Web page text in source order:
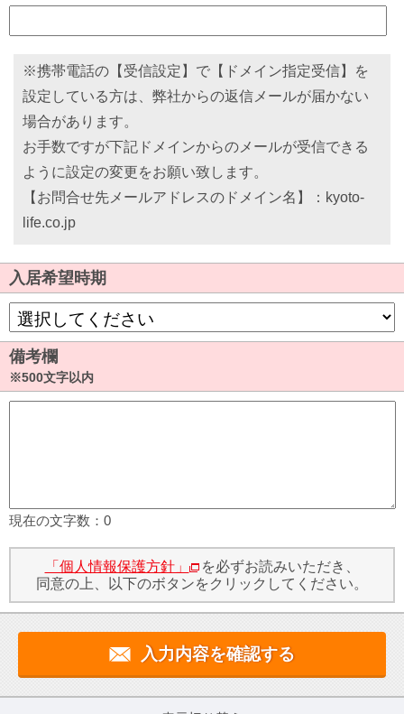
※携帯電話の【受信設定】で【ドメイン指定受信】を
設定している方は、弊社からの返信メールが届かない
場合があります。
お手数ですが下記ドメインからのメールが受信できる
ように設定の変更をお願い致します。
【お問合せ先メールアドレスのドメイン名】：kyoto-
life.co.jp
入居希望時期
備考欄
※500文字以内
現在の文字数： 0
「個人情報保護方針」
を必ずお読みいただき、
同意の上、以下のボタンをクリックしてください。
入力内容を確認する